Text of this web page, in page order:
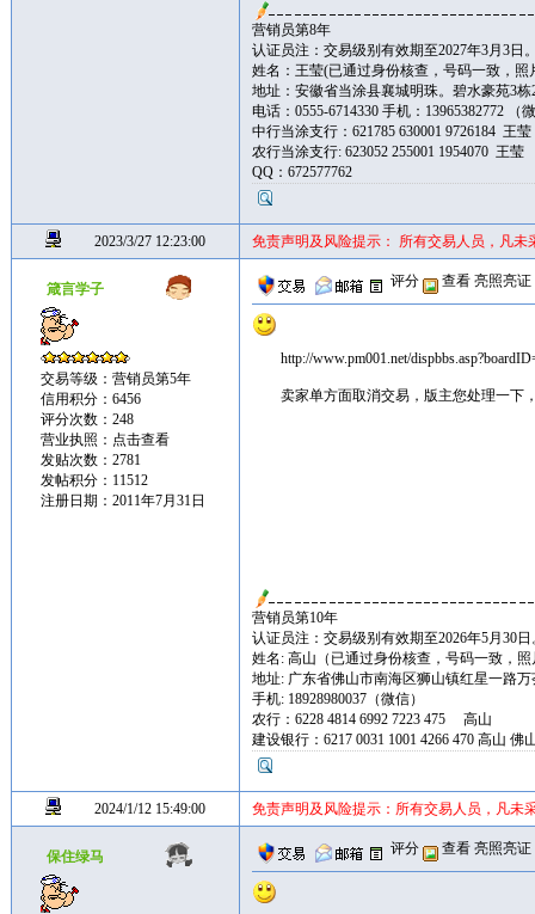
营销员第8年
认证员注：交易级别有效期至2027年3月3日
姓名：王莹(已通过身份核查，号码一致，
地址：安徽省当涂县襄城明珠。碧水豪苑3
电话：0555-6714330 手机：13965382772 （
中行当涂支行：621785 630001 9726184 王
农行当涂支行: 623052 255001 1954070 王莹
QQ：672577762
2023/3/27 12:23:00 免责声明及风险提示： 所有交易人员，凡
箴言学子
交易等级：营销员第5年
信用积分：6456
评分次数：248
营业执照： 点击查看
发贴次数：2781
发帖积分：11512
注册日期：2011年7月31日
评分 查看 亮照亮证
http://www.pm001.net/
卖家单方面取消交易，版主您处理一下
营销员第10年
认证员注：交易级别有效期至2026年5月30日
姓名: 高山（已通过身份核查，号码一致，照
地址: 广东省佛山市南海区狮山镇红星一路
手机: 18928980037（微信）
农行：6228 4814 6992 7223 475 高山
建设银行：6217 0031 1001 4266 470 高山 佛
2024/1/12 15:49:00 免责声明及风险提示：所有交易人员，凡未
保住绿马 评分 查看 亮照亮证